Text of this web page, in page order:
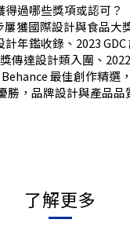
過哪些獎項或認可？
獲國際設計與食品大
計年鑑收錄、2023
傳達設計類入圍、
最佳創作精選
勝，品牌設計與產品品
了解更多